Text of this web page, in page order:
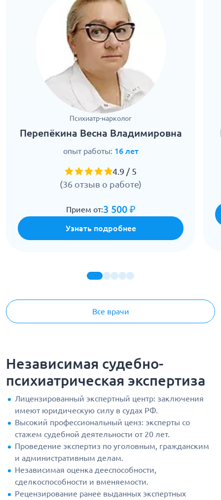
Все врачи
Психиатр-нарколог
Перепёкина Весна Владимировна
опыт работы: 16 лет
4.9 / 5
(36 отзыв о работе)
Прием от:3 500 ₽
Узнать подробнее
Независимая судебно-
психиатрическая экспертиза
Лицензированный экспертный центр: заключения
имеют юридическую силу в судах РФ.
Высокий профессиональный ценз: эксперты со
стажем судебной деятельности от 20 лет.
Проведение экспертиз по уголовным, гражданским
и административным делам.
Независимая оценка дееспособности,
сделкоспособности и вменяемости.
Рецензирование ранее выданных экспертных